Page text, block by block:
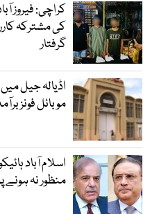
کراچی: فیروز
گرفتار
موبائل فونز
اسلام آباد
منظور نہ ہونے